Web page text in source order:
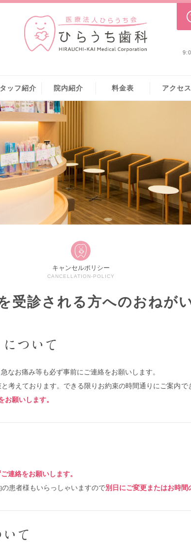
ッフ紹介 院内紹介 料⾦表 アクセス
キャンセルポリシー
CANCELLATION-POLICY
受診される方へのおねが
ついて
急なお痛み等も必ず事前にご連絡をお願いします。
考えております。できる限りお約束の時間通りにご案内で
お願いします。
連絡をお願いします。
の患者様もいらっしゃいますので別日にご変更またはお時間
て